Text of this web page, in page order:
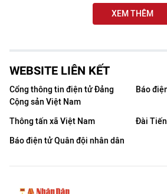
XEM THÊM
WEBSITE LIÊN KẾT
Cổng thông tin điện tử Đảng
Cộng sản Việt Nam
Báo
Thông tấn xã Việt Nam
Đài
Báo điện tử Quân đội nhân dân